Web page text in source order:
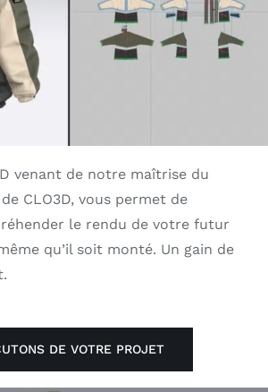
venant de notre maîtrise du
CLO3D, vous permet de
le rendu de votre futur
qu’il soit monté. Un gain de
DE VOTRE PROJET